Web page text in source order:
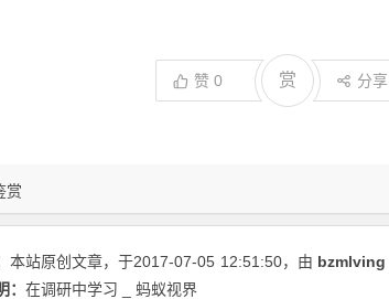
赏
赞 0 赏 分享
本站原创文章，于2017-07-05 12:51:50，由 bzmlving
在调研中学习 _ 蚂蚁视界